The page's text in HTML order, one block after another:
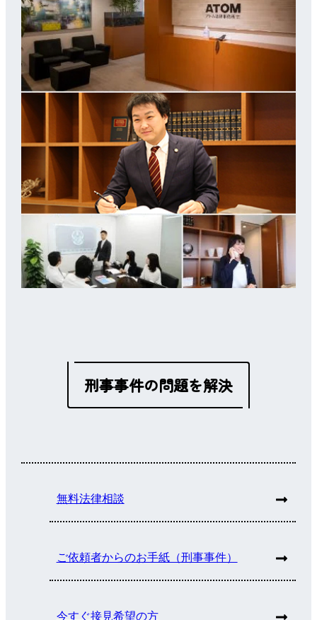
刑事事件の問題を解決
無料法律相談
ご依頼者からのお手紙（刑事事件）
今すぐ接見希望の方